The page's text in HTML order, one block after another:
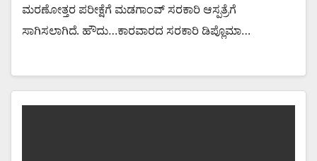
ಮರಣೋತ್ತರ ಪರೀಕ್ಷೆಗೆ ಮಡಗಾಂವ್ ಸರಕಾರಿ ಆಸ್ಪತ್ರೆಗೆ
ಸಾಗಿಸಲಾಗಿದೆ. ಹೌದು…ಕಾರವಾರದ ಸರಕಾರಿ ಡಿಪ್ಲೊಮಾ…